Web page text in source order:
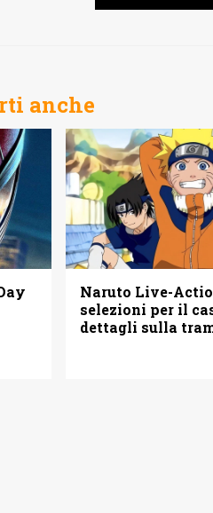
anche
Naruto Live-
selezioni per il
dettagli sulla